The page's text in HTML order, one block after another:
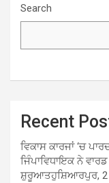
Search
Recent
ਵਿਕਾਸ ਕਾਰਜਾਂ ‘ਚ
ਜਿੰਪਾਵਿਧਾਇਕ ਨੇ
ਸ਼ੁਰੂਆਤਹੁਸ਼ਿਆਰਪੁਰ, 2